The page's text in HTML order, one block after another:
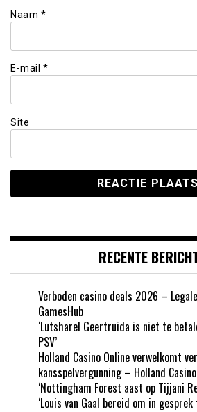
Naam *
E-mail *
Site
RECENTE
Verboden casino deals 2026 –
GamesHub
‘Lutsharel Geertruida is niet te
PSV’
Holland Casino Online verwelkomt
kansspelvergunning – Holland Casino
‘Nottingham Forest aast op Tijjani
‘Louis van Gaal bereid om in